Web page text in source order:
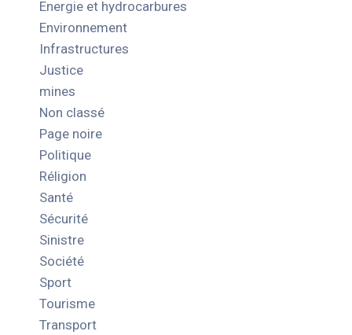
Energie et hydrocarbures
Environnement
Infrastructures
Justice
mines
Non classé
Page noire
Politique
Réligion
Santé
Sécurité
Sinistre
Société
Sport
Tourisme
Transport